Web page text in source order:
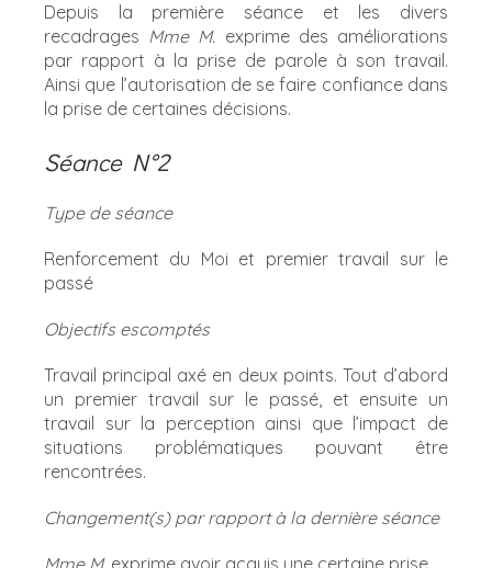
Depuis la première séance et les divers
recadrages Mme M. exprime des améliorations
par rapport à la prise de parole à son travail.
Ainsi que l’autorisation de se faire confiance dans
la prise de certaines décisions.
Séance N°2
Type de séance
Renforcement du Moi et premier travail sur le
passé
Objectifs escomptés
Travail principal axé en deux points. Tout d’abord
un premier travail sur le passé, et ensuite un
travail sur la perception ainsi que l’impact de
situations problématiques pouvant être
rencontrées.
Changement(s) par rapport à la dernière séance